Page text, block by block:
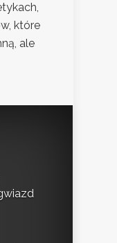
które
ale